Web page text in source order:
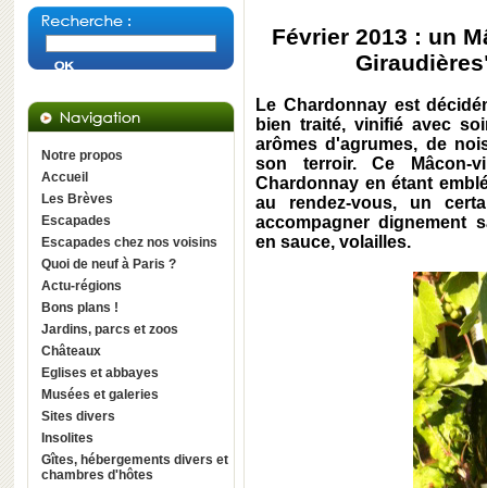
Notre propos
Accueil
Les Brèves
Escapades
Escapades chez nos voisins
Quoi de neuf à Paris ?
Actu-régions
Bons plans !
Jardins, parcs et zoos
Châteaux
Eglises et abbayes
Musées et galeries
Sites divers
Insolites
Gîtes, hébergements divers et
chambres d'hôtes
Février 2013 : un
Le Chardonnay est
bien traité, vinifié avec
arômes d'agrumes, de
son terroir. Ce Mâcon-
Chardonnay en étant
au rendez-vous, un
accompagner dignement
en sauce, volailles.